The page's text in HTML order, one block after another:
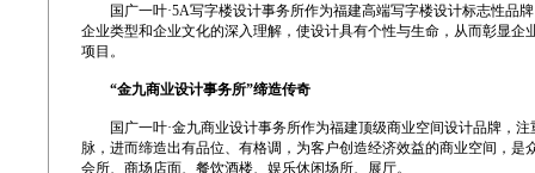
国广一叶·5A写字楼设计事务所作为福建高端写字楼设计标志性品
企业类型和企业文化的深入理解，使设计具有个性与生命，从而彰显
项目。
“金九商业设计事务所”缔造传奇
国广一叶·金九商业设计事务所作为福建顶级商业空间设计品牌，注
脉，进而缔造出有品位、有格调，为客户创造经济效益的商业空间，
会所、商场店面、餐饮酒楼、娱乐休闲场所、展厅。